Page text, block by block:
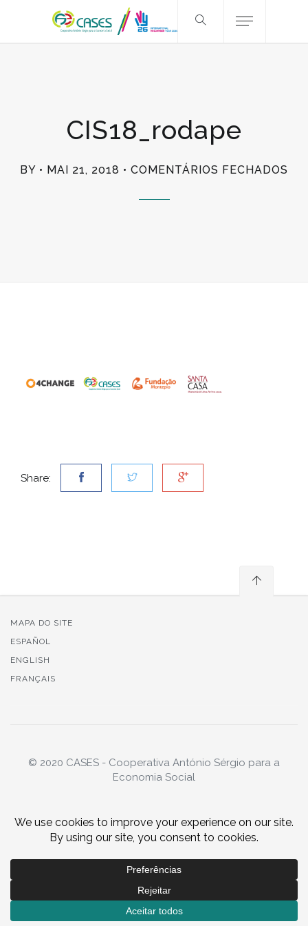
CIS18_rodape
BY MAI 21, 2018 COMENTÁRIOS FECHADOS
Share:
MAPA DO SITE
ESPAÑOL
ENGLISH
FRANÇAIS
© 2020 CASES - Cooperativa António Sérgio para a
Economia Social